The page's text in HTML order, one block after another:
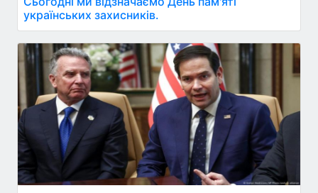
українських захисників.